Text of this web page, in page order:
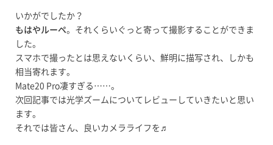
いかがでしたか？
もはやルーペ。それくらいぐっと寄って撮影することができま
した。
スマホで撮ったとは思えないくらい、鮮明に描写され、しかも
相当寄れます。
Mate20 Pro凄すぎる……。
次回記事では光学ズームについてレビューしていきたいと思い
ます。
それでは皆さん、良いカメラライフを♬